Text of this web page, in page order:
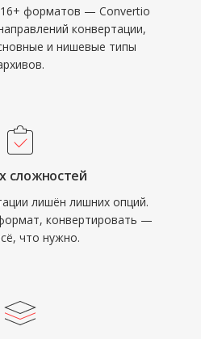
16+ форматов — Convertio
конвертации,
и нишевые типы
сложностей
лишён лишних опций.
конвертировать —
что нужно.